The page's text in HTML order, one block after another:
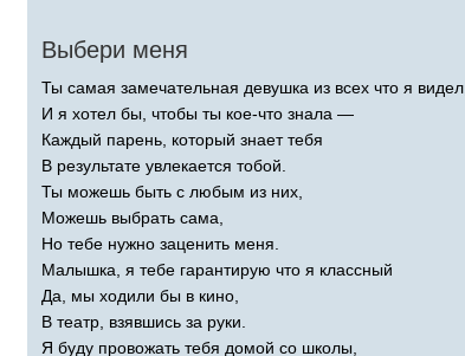
Выбери меня
Ты самая замечательная девушка из всех что я видел,
И я хотел бы, чтобы ты кое-что знала —
Каждый парень, который знает тебя
В результате увлекается тобой.
Ты можешь быть с любым из них,
Можешь выбрать сама,
Но тебе нужно заценить меня.
Малышка, я тебе гарантирую что я классный
Да, мы ходили бы в кино,
В театр, взявшись за руки.
Я буду провожать тебя домой со школы,